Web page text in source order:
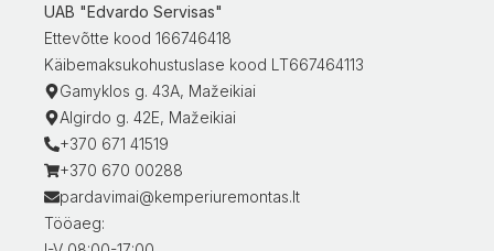
UAB "Edvardo Servisas"
Ettevõtte kood 166746418
Käibemaksukohustuslase kood LT667464113
Gamyklos g. 43A, Mažeikiai
Algirdo g. 42E, Mažeikiai
+370 671 41519
+370 670 00288
pardavimai@kemperiuremontas.lt
Tööaeg: